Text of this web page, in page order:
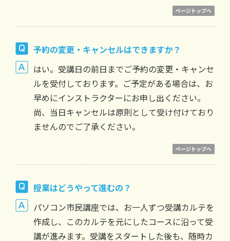
ページトップへ
予約の変更・キャンセルはできますか？
はい。受講日の前日までご予約の変更・キャンセ
ルを受付しております。ご予定がある場合は、お
早めにインストラクターにお申し出ください。
尚、当日キャンセルは原則として受け付けており
ませんのでご了承ください。
ページトップへ
授業はどうやって進むの？
パソコン市民講座では、お一人ずつ受講カルテを
作成し、このカルテを元にしたコースに沿って受
講が進みます。受講をスタートした後も、随時カ